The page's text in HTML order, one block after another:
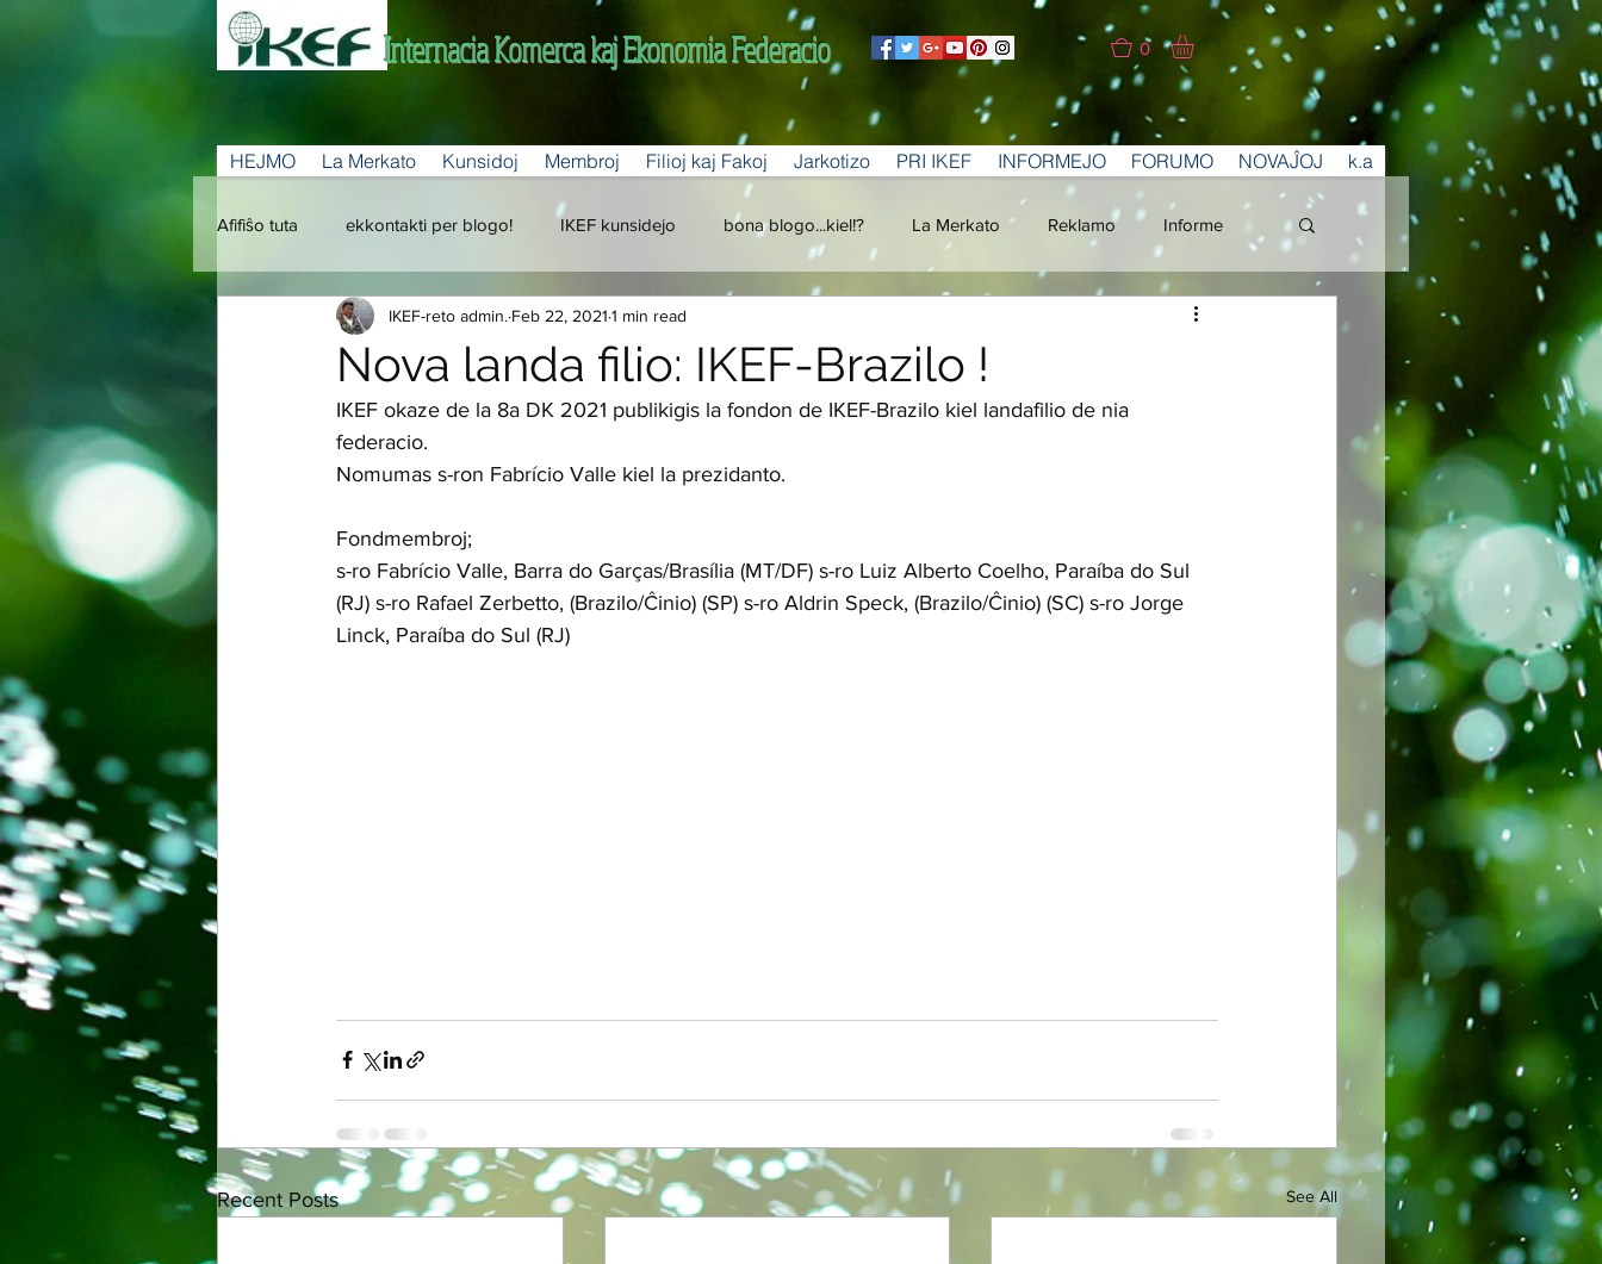
Internacia Komerca kaj Ekonomia Federacio 0
HEJMO La Merkato Kunsidoj Membroj Filioj kaj Fakoj Jarkotizo PRI IKEF INFORMEJO FORUMO NOVAĴOJ k.a
Afifiŝo tuta ekkontakti per blogo! IKEF kunsidejo bona blogo...kiel!? La Merkato Reklamo Informe
Nova landa filio: IKEF-Brazilo !
IKEF-reto admin. Feb 22, 2021 1 min read
IKEF okaze de la 8a DK 2021 publikigis la fondon de IKEF-Brazilo kiel landafilio de nia
federacio.
Nomumas s-ron Fabrício Valle kiel la prezidanto.
Fondmembroj;
s-ro Fabrício Valle, Barra do Garças/Brasília (MT/DF) s-ro Luiz Alberto Coelho, Paraíba do Sul
(RJ) s-ro Rafael Zerbetto, (Brazilo/Ĉinio) (SP) s-ro Aldrin Speck, (Brazilo/Ĉinio) (SC) s-ro Jorge
Linck, Paraíba do Sul (RJ)
Recent Posts See All